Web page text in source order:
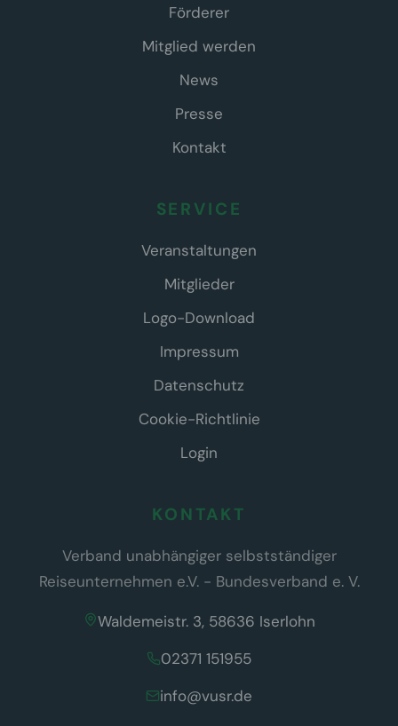
Förderer
Mitglied werden
News
Presse
Kontakt
SERVICE
Veranstaltungen
Mitglieder
Logo-Download
Impressum
Datenschutz
Cookie-Richtlinie
Login
KONTAKT
Verband unabhängiger selbstständiger
Reiseunternehmen e.V. - Bundesverband e. V.
Waldemeistr. 3, 58636 Iserlohn
02371 151955
info@vusr.de